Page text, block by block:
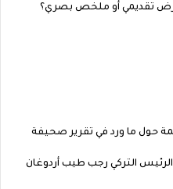
عرض تقديمي أو ملخص بصري؟
يلي مقال تحليلي من 600 كلمة حول ما ورد في تقرير صحيفة
التركي رجب طيب أردوغان